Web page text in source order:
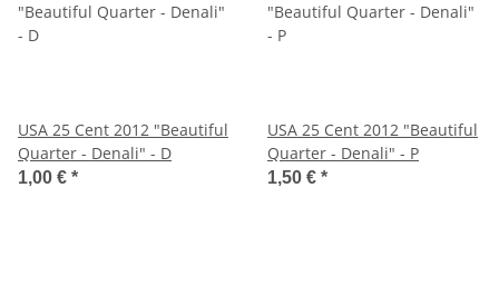
USA 25 Cent 2012 "Beautiful
Quarter - Denali" - D
1,00 € *
USA 25 Cent 2012 "Beautiful
Quarter - Denali" - P
1,50 € *